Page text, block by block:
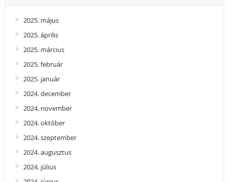
2025. május
2025. április
2025. március
2025. február
2025. január
2024. december
2024. november
2024. október
2024. szeptember
2024. augusztus
2024. július